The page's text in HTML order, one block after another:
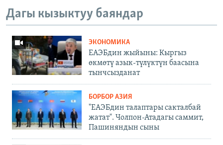
Дагы кызыктуу баяндар
ЭКОНОМИКА
ЕАЭБдин жыйыны: Кыргыз
өкмөтү азык-түлүктүн баасына
тынчсызданат
БОРБОР АЗИЯ
"ЕАЭБдин талаптары сакталбай
жатат". Чолпон-Атадагы саммит,
Пашиняндын сыны